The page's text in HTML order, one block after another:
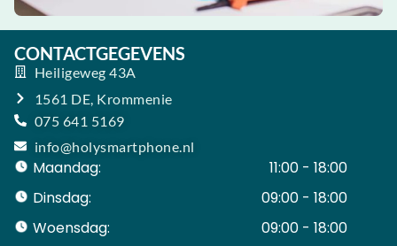
CONTACTGEGEVENS
Heiligeweg 43A
1561 DE, Krommenie
075 641 5169
info@holysmartphone.nl
Maandag:
11:00 - 18:00
Dinsdag:
09:00 - 18:00
Woensdag:
09:00 - 18:00